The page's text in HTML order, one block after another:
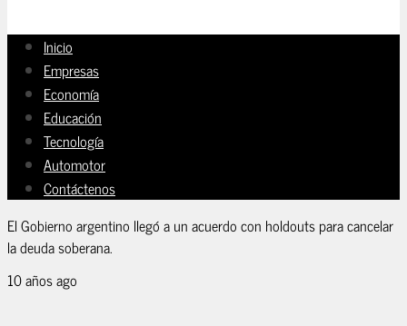
Inicio
Empresas
Economía
Educación
Tecnología
Automotor
Contáctenos
El Gobierno argentino llegó a un acuerdo con holdouts para cancelar
la deuda soberana.
10 años ago